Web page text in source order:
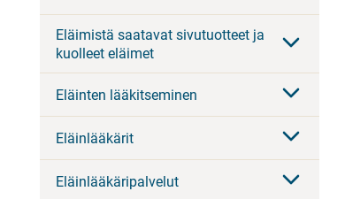
Eläimistä saatavat sivutuotteet ja
kuolleet eläimet
Eläinten lääkitseminen
Eläinlääkärit
Eläinlääkäripalvelut